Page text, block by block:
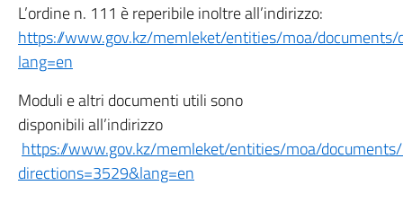
L’ordine n. 111 è reperibile inoltre all’indirizzo:
https://www.gov.kz/memleket/entities/moa/
lang=en
Moduli e altri documenti utili sono
disponibili all’indirizzo
https://www.gov.kz/memleket/entities/moa/
directions=3529&lang=en